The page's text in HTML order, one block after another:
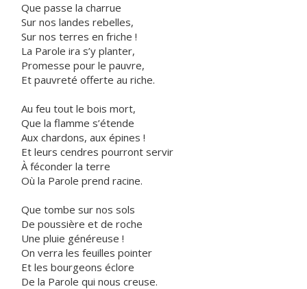
Que passe la charrue
Sur nos landes rebelles,
Sur nos terres en friche !
La Parole ira s’y planter,
Promesse pour le pauvre,
Et pauvreté offerte au riche.
Au feu tout le bois mort,
Que la flamme s’étende
Aux chardons, aux épines !
Et leurs cendres pourront servir
À féconder la terre
Où la Parole prend racine.
Que tombe sur nos sols
De poussière et de roche
Une pluie généreuse !
On verra les feuilles pointer
Et les bourgeons éclore
De la Parole qui nous creuse.